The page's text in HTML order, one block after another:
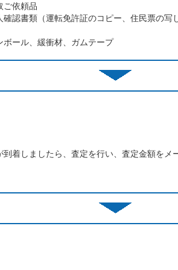
ご依頼品
確認書類（運転免許証のコピー、住民票の
ボール、緩衝材、ガムテープ
到着しましたら、査定を行い、査定金額をメ